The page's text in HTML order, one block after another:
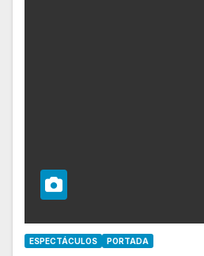
ESPECTÁCULOS PORTADA